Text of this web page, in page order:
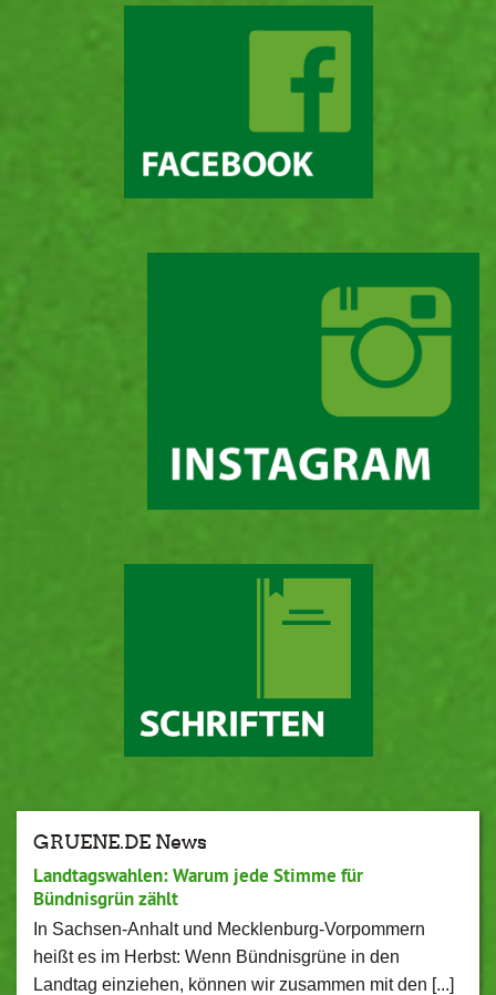
GRUENE.DE News
Landtagswahlen: Warum jede Stimme für
Bündnisgrün zählt
In Sachsen-Anhalt und Mecklenburg-Vorpommern
heißt es im Herbst: Wenn Bündnisgrüne in den
Landtag einziehen, können wir zusammen mit den [...]